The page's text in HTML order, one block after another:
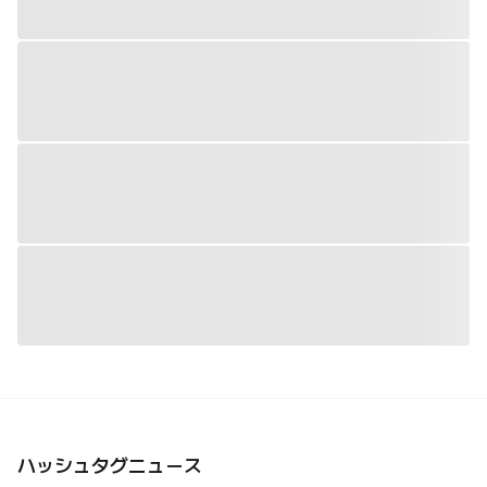
ハッシュタグニュース